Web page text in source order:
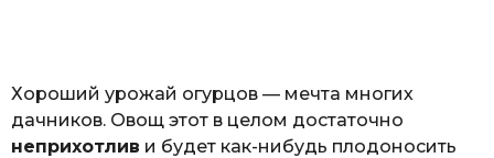
Хороший урожай огурцов — мечта многих
дачников. Овощ этот в целом достаточно
неприхотлив и будет как-нибудь плодоносить